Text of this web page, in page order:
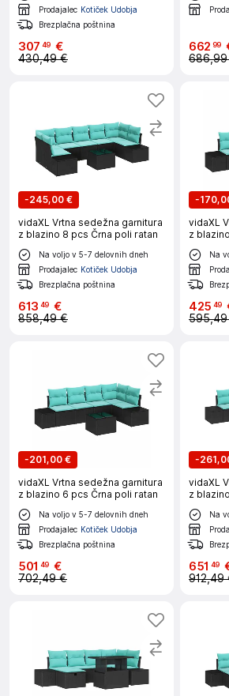
Prodajalec Kotiček Udobja
Brezplačna poštnina
307 49 €
430,49 €
662 99
-245,00 €
vidaXL Vrtna sedežna garnitura
z blazino 8 pcs Črna poli ratan
Na voljo v 5-7 delovnih dneh
Prodajalec Kotiček Udobja
Brezplačna poštnina
613 49 €
858,49 €
-
vidaXL
z
Na
425 49
-201,00 €
vidaXL Vrtna sedežna garnitura
z blazino 6 pcs Črna poli ratan
Na voljo v 5-7 delovnih dneh
Prodajalec Kotiček Udobja
Brezplačna poštnina
501 49 €
702,49 €
-
vidaXL
z
Na
651 49
912,49